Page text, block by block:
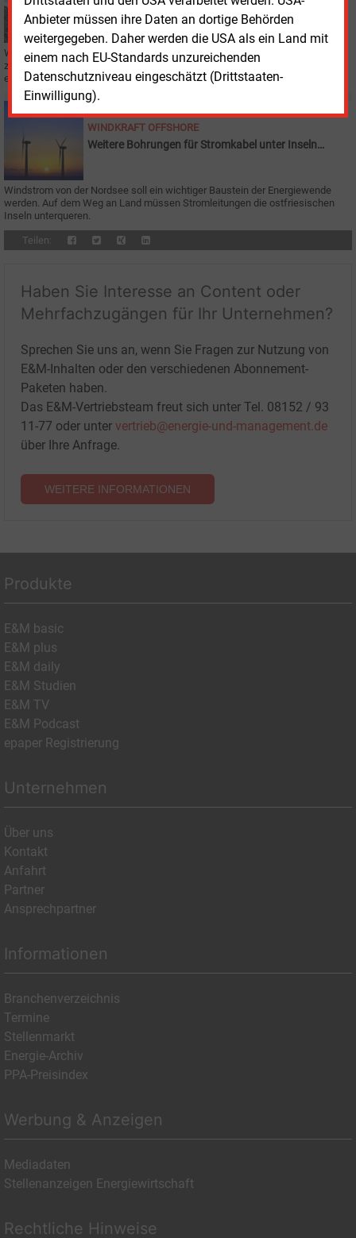
Anbieter müssen ihre Daten an dortige Behörden
weitergegeben. Daher werden die USA als ein Land mit
einem nach EU-Standards unzureichenden
Datenschutzniveau eingeschätzt (Drittstaaten-
Einwilligung).
Steinkohle bleibt weltweit ein gefragtes Gut
Während in Deutschland der Verbrauch von Steinkohle immer weiter
zurückgeht, erreichte die weltweite Förderung im vergangenen Jahr einen
erneuten Höchststand.
WINDKRAFT OFFSHORE
Weitere Bohrungen für Stromkabel unter Inseln
Windstrom von der Nordsee soll ein wichtiger Baustein der Energiewende
werden. Auf dem Weg an Land müssen Stromleitungen die ostfriesischen
Inseln unterqueren.
Teilen:
Haben Sie Interesse an Content oder
Mehrfachzugängen für Ihr Unternehmen?
Sprechen Sie uns an, wenn Sie Fragen zur Nutzung von
E&M-Inhalten oder den verschiedenen Abonnement-
Paketen haben.
Das E&M-Vertriebsteam freut sich unter Tel. 08152 / 93
11-77 oder unter vertrieb@energie-und-management.de
über Ihre Anfrage.
WEITERE INFORMATIONEN
Produkte
E&M basic
E&M plus
E&M daily
E&M Studien
E&M TV
E&M Podcast
epaper Registrierung
Unternehmen
Über uns
Kontakt
Anfahrt
Partner
Ansprechpartner
Informationen
Branchenverzeichnis
Termine
Stellenmarkt
Energie-Archiv
PPA-Preisindex
Werbung & Anzeigen
Mediadaten
Stellenanzeigen Energiewirtschaft
Rechtliche Hinweise